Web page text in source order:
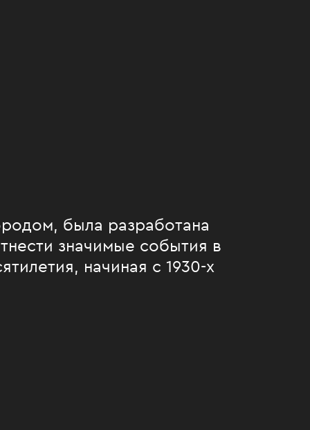
была разработана
значимые события в
начиная с 1930-х